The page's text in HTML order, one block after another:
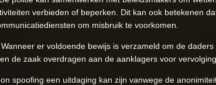
verbieden of beperken. Dit kan ook betekenen
om misbruik te voorkomen.
Wanneer er voldoende bewijs is verzameld om de
de zaak overdragen aan de aanklagers voor vervolging.
spoofing een uitdaging kan zijn vanwege de